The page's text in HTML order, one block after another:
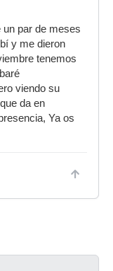
par de meses
y me dieron
tenemos
viendo su
da en
Ya os